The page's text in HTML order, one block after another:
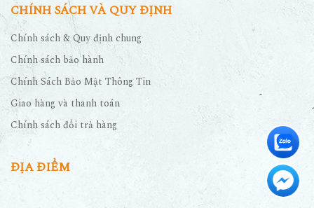
CHÍNH SÁCH VÀ QUY ĐỊNH
Chính sách & Quy định chung
Chính sách bảo hành
Chính Sách Bảo Mật Thông Tin
Giao hàng và thanh toán
Chính sách đổi trả hàng
ĐỊA ĐIỂM